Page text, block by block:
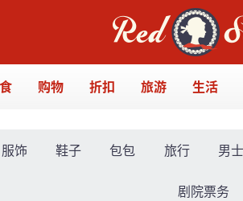
购物 折扣 旅游 生活
服饰 鞋子 包包 旅行 男士
剧院票务